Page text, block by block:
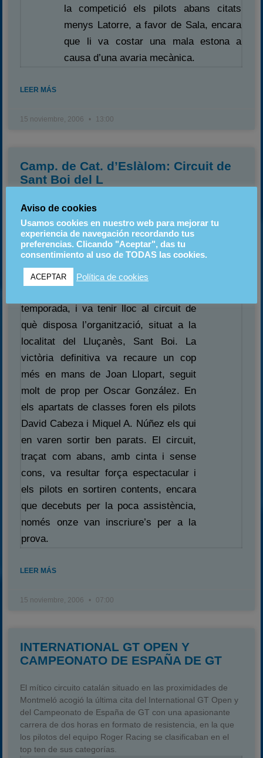
la competició els pilots abans citats
menys Latorre, a favor de Sala, encara
que li va costar una mala estona a
causa d’una avaria mecànica.
LEER MÁS
15 noviembre, 2006 13:00
Camp. de Cat. d’Eslàlom: Circuit de
Sant Boi del L
Per segon cop l’Escuderia Voltregà va
organitzar una prova d’eslàlom
puntuable per al Campionat de
Catalunya. Era la setena y penúltima
temporada, i va tenir lloc al circuit de
què disposa l’organització, situat a la
localitat del Lluçanès, Sant Boi. La
victòria definitiva va recaure un cop
més en mans de Joan Llopart, seguit
molt de prop per Oscar González. En
els apartats de classes foren els pilots
David Cabeza i Miquel A. Núñez els qui
en varen sortir ben parats. El circuit,
traçat com abans, amb cinta i sense
cons, va resultar força espectacular i
els pilots en sortiren contents, encara
que decebuts per la poca assistència,
només onze van inscriure’s per a la
prova.
LEER MÁS
15 noviembre, 2006 07:00
INTERNATIONAL GT OPEN Y
CAMPEONATO DE ESPAÑA DE GT
El mítico circuito catalán situado en las proximidades de
Montmeló acogió la última cita del International GT Open y
del Campeonato de España de GT con una apasionante
carrera de dos horas en formato de resistencia, en la que
los pilotos del equipo Roger Racing se clasificaban en el
top ten de sus categorías.
Aviso de cookies
Usamos cookies en nuestro web para mejorar tu
experiencia de navegación recordando tus
preferencias. Clicando "Aceptar", das tu
consentimiento al uso de TODAS las cookies.
ACEPTAR Política de cookies